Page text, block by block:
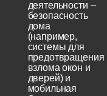
деятельности –
безопасность
дома
(например,
системы для
предотвращения
взлома окон и
дверей) и
мобильная